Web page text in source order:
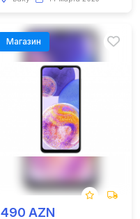
Магазин
490 AZN